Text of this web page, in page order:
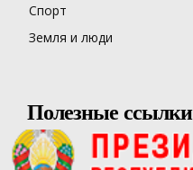
Спорт
Земля и люди
Полезные ссылки